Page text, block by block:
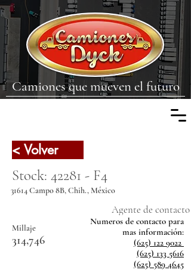
Camiones que mueven el futuro
< Volver
Stock: 42281 - F4
31614 Campo 8B, Chih., México
Agente de contacto
Millaje
314,746
Numeros de contacto para
mas información:
(625) 122 9022
(625) 133 5616
(625) 589 4645